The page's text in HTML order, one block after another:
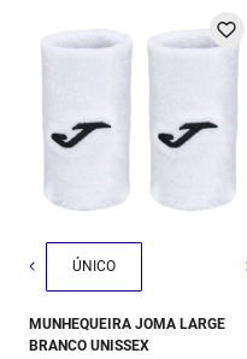
ÚNICO
MUNHEQUEIRA JOMA LARGE
BRANCO UNISSEX